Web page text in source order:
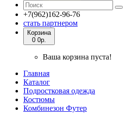
+7(962)162-96-76
стать партнером
Корзина
0 0р.
Ваша корзина пуста!
Главная
Каталог
Подростковая одежда
Костюмы
Комбинезон Футер